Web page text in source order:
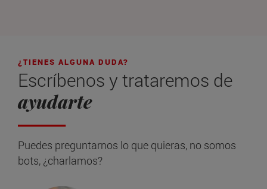
¿TIENES ALGUNA DUDA?
Escríbenos y trataremos de
ayudarte
Puedes preguntarnos lo que quieras, no somos
bots, ¿charlamos?